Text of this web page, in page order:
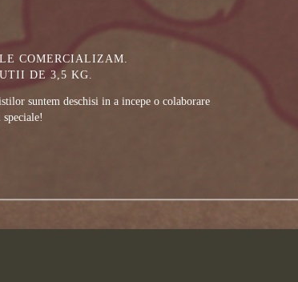
COMERCIALIZAM.
DE 3,5 KG.
suntem deschisi in a incepe o colaborare